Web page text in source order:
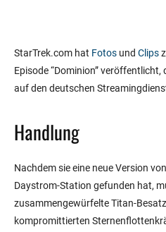
StarTrek.com hat Fotos und Clips
Episode “Dominion”
auf den deutschen
Handlung
Nachdem sie eine neue Version
Daystrom-Station gefunden hat,
zusammengewürfelte Titan-
kompromittierten